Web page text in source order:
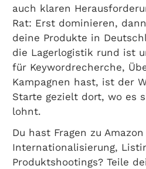
auch klaren
Rat: Erst dominieren,
deine Produkte in
die Lagerlogistik rund ist
für Keywordrecherche,
Kampagnen hast, ist der
Starte gezielt dort, wo es
lohnt.
Du hast Fragen zu Amazon
Internationalisierung,
Produktshootings? Teile